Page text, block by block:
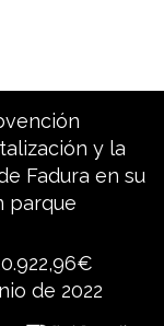
y la
Fadura en su
parque
de 2022